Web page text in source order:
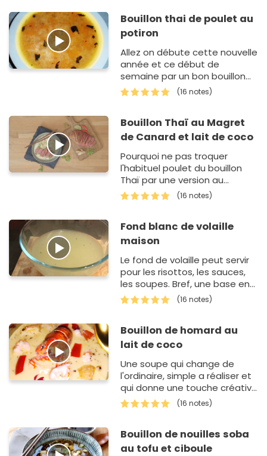
Bouillon thai de poulet au
potiron
Allez on débute cette nouvelle
année et ce début de
semaine par un bon bouillon
pauvre en matière grasse et à
la fois goûteux. Idéal en cette
(16 notes)
Bouillon Thaï au Magret
de Canard et lait de coco
Pourquoi ne pas troquer
l'habituel poulet du bouillon
Thaï par une version au
Canard ?
(16 notes)
Fond blanc de volaille
maison
Le fond de volaille peut servir
pour les risottos, les sauces,
les soupes. Bref, une base en
cuisine !
(16 notes)
Bouillon de homard au
lait de coco
Une soupe qui change de
l'ordinaire, simple a réaliser et
qui donne une touche créative
et exotique a un repas
d'exception
(16 notes)
Bouillon de nouilles soba
au tofu et ciboule